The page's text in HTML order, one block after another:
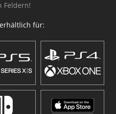
Feldern!
für: